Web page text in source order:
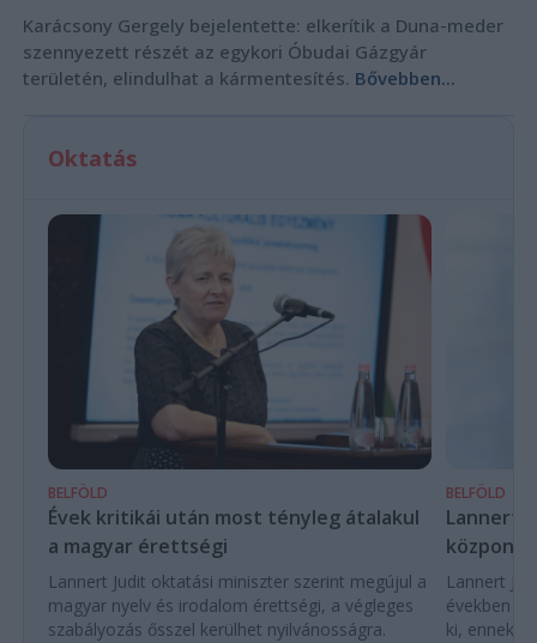
Karácsony Gergely bejelentette: elkerítik a Duna-meder
szennyezett részét az egykori Óbudai Gázgyár
területén, elindulhat a kármentesítés. Bővebben...
Oktatás
BELFÖLD
Évek kritikái után most tényleg átalakul
a magyar érettségi
Lannert Judit oktatási miniszter szerint megújul a
magyar nyelv és irodalom érettségi, a végleges
szabályozás ősszel kerülhet nyilvánosságra.
BELFÖLD
Lannert
Lannert
években
ki, ennek